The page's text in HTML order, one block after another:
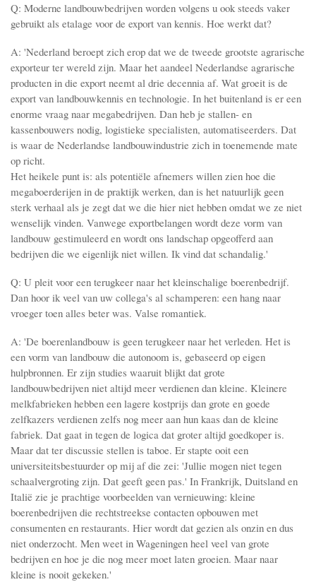
Q: Moderne landbouwbedrijven worden volgens u ook steeds vaker
gebruikt als etalage voor de export van kennis. Hoe werkt dat?
A: 'Nederland beroept zich erop dat we de tweede grootste agrarische
exporteur ter wereld zijn. Maar het aandeel Nederlandse agrarische
producten in die export neemt al drie decennia af. Wat groeit is de
export van landbouwkennis en technologie. In het buitenland is er een
enorme vraag naar megabedrijven. Dan heb je stallen- en
kassenbouwers nodig, logistieke specialisten, automatiseerders. Dat
is waar de Nederlandse landbouwindustrie zich in toenemende mate
op richt.
Het heikele punt is: als potentiële afnemers willen zien hoe die
megaboerderijen in de praktijk werken, dan is het natuurlijk geen
sterk verhaal als je zegt dat we die hier niet hebben omdat we ze niet
wenselijk vinden. Vanwege exportbelangen wordt deze vorm van
landbouw gestimuleerd en wordt ons landschap opgeofferd aan
bedrijven die we eigenlijk niet willen. Ik vind dat schandalig.'
Q: U pleit voor een terugkeer naar het kleinschalige boerenbedrijf.
Dan hoor ik veel van uw collega's al schamperen: een hang naar
vroeger toen alles beter was. Valse romantiek.
A: 'De boerenlandbouw is geen terugkeer naar het verleden. Het is
een vorm van landbouw die autonoom is, gebaseerd op eigen
hulpbronnen. Er zijn studies waaruit blijkt dat grote
landbouwbedrijven niet altijd meer verdienen dan kleine. Kleinere
melkfabrieken hebben een lagere kostprijs dan grote en goede
zelfkazers verdienen zelfs nog meer aan hun kaas dan de kleine
fabriek. Dat gaat in tegen de logica dat groter altijd goedkoper is.
Maar dat ter discussie stellen is taboe. Er stapte ooit een
universiteitsbestuurder op mij af die zei: 'Jullie mogen niet tegen
schaalvergroting zijn. Dat geeft geen pas.' In Frankrijk, Duitsland en
Italië zie je prachtige voorbeelden van vernieuwing: kleine
boerenbedrijven die rechtstreekse contacten opbouwen met
consumenten en restaurants. Hier wordt dat gezien als onzin en dus
niet onderzocht. Men weet in Wageningen heel veel van grote
bedrijven en hoe je die nog meer moet laten groeien. Maar naar
kleine is nooit gekeken.'